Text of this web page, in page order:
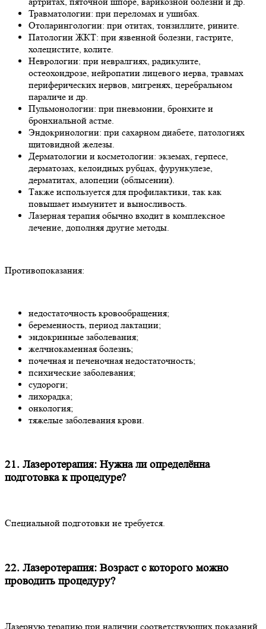
Травматологии: при переломах и ушибах.
Отоларингологии: при отитах, тонзиллите, рините.
Патологии ЖКТ: при язвенной болезни, гастрите,
холецистите, колите.
Неврологии: при невралгиях, радикулите,
остеохондрозе, нейропатии лицевого нерва, травмах
периферических нервов, мигренях, церебральном
параличе и др.
Пульмонологии: при пневмонии, бронхите и
бронхиальной астме.
Эндокринологии: при сахарном диабете, патологиях
щитовидной железы.
Дерматологии и косметологии: экземах, герпесе,
дерматозах, келоидных рубцах, фурункулезе,
дерматитах, алопеции (облысении).
Также используется для профилактики, так как
повышает иммунитет и выносливость.
Лазерная терапия обычно входит в комплексное
лечение, дополняя другие методы.
Противопоказания:
недостаточность кровообращения;
беременность, период лактации;
эндокринные заболевания;
желчнокаменная болезнь;
почечная и печеночная недостаточность;
психические заболевания;
судороги;
лихорадка;
онкология;
тяжелые заболевания крови.
21. Лазеротерапия: Нужна ли определённа
подготовка к процедуре?
Специальной подготовки не требуется.
22. Лазеротерапия: Возраст с которого можно
проводить процедуру?
Лазерную терапию при наличии соответствующих показаний